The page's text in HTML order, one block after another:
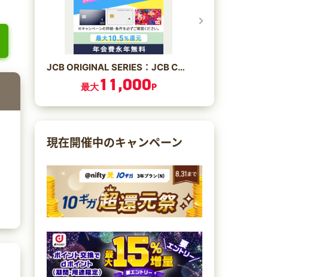
JCB ORIGINAL SERIES：JCB CARD W/JCB CARD W plus L
最大11,000P
現在開催中のキャンペーン